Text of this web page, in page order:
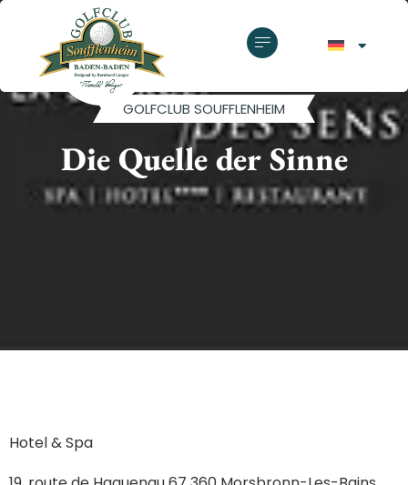
GOLFCLUB SOUFFLENHEIM
Die Quelle der Sinne
Hotel & Spa